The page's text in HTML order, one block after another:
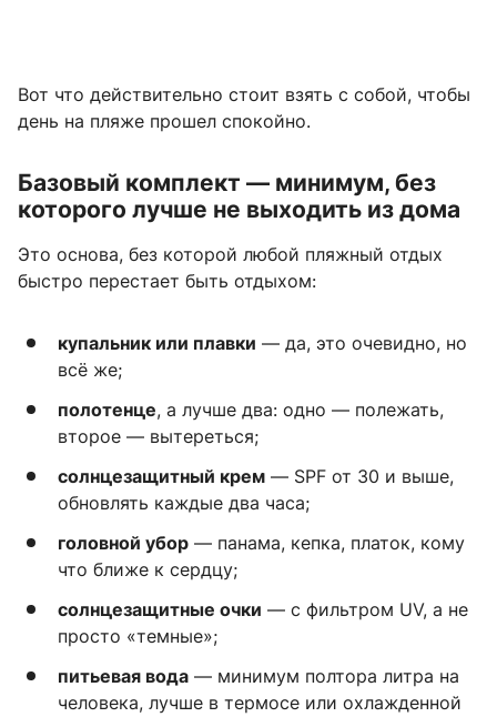
Вот что действительно стоит взять с собой, чтобы
день на пляже прошел спокойно.
Базовый комплект — минимум, без
которого лучше не выходить из дома
Это основа, без которой любой пляжный отдых
быстро перестает быть отдыхом:
купальник или плавки — да, это очевидно, но
всё же;
полотенце, а лучше два: одно — полежать,
второе — вытереться;
солнцезащитный крем — SPF от 30 и выше,
обновлять каждые два часа;
головной убор — панама, кепка, платок, кому
что ближе к сердцу;
солнцезащитные очки — с фильтром UV, а не
просто «темные»;
питьевая вода — минимум полтора литра на
человека, лучше в термосе или охлажденной